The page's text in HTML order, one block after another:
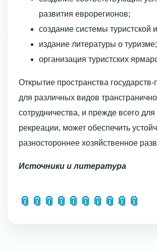
развития еврорегионов;
создание системы туристской
издание литературы о туризме;
организация туристских
Открытие пространства государств-
для различных видов
сотрудничества, и прежде всего для
рекреации, может обеспечить
разностороннее хозяйственное
Источники и литература
📎 📎 📎 📎 📎 📎 📎 📎 📎 📎